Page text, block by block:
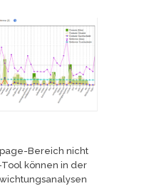
Bereich nicht
können in der